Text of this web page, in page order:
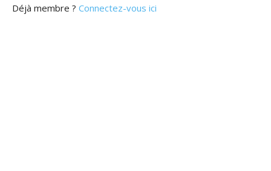
Déjà membre ? Connectez-vous ici